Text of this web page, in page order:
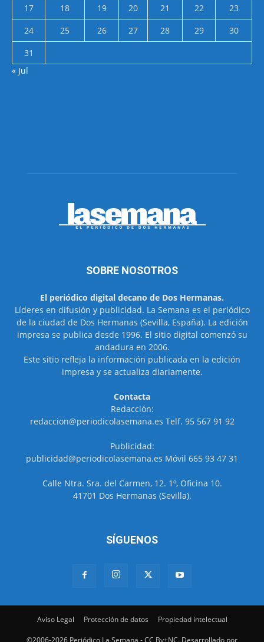
17
18 19 20 21 22
23
24
25 26 27 28 29
30
31
« Jul
SOBRE NOSOTROS
El periódico digital decano de Dos Hermanas.
Líderes en difusión y publicidad. La Semana es el periódico
de la ciudad de Dos Hermanas (Sevilla, España). La edición
impresa se publica desde 1996. El sitio digital comenzó su
andadura en 2006.
Este sitio refleja la información publicada en la edición
impresa y se actualiza diariamente.
Contacta
Redacción:
redaccion@periodicolasemana.es Telf. 95 567 91 92
Publicidad:
publicidad@periodicolasemana.es Móvil 665 93 47 31
Calle Ntra. Sra. del Carmen, 12. 1º, Oficina 10.
41701 Dos Hermanas (Sevilla).
SÍGUENOS
Aviso Legal Protección de datos Propiedad intelectual
©2006-2026 Periódico La Semana - CC By+NC. Desarrollado por